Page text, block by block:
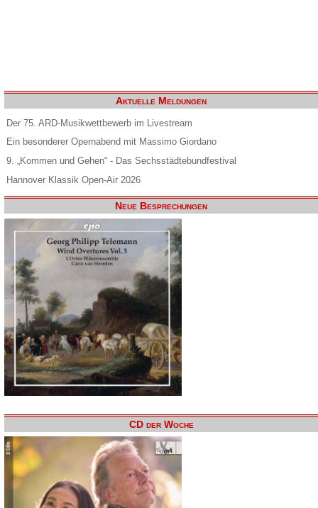
Aktuelle Meldungen
Der 75. ARD-Musikwettbewerb im Livestream
Ein besonderer Opernabend mit Massimo Giordano
9. „Kommen und Gehen“ - Das Sechsstädtebundfestival
Hannover Klassik Open-Air 2026
Neue Besprechungen
CD der Woche